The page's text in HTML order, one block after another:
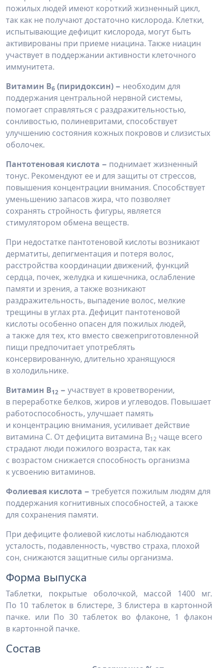
пожилых людей имеют короткий жизненный цикл,
так как не получают достаточно кислорода. Клетки,
испытывающие дефицит кислорода, могут быть
активированы при приеме ниацина. Также ниацин
участвует в поддержании активности клеточного
иммунитета.
Витамин В6 (пиридоксин) − необходим для
поддержания центральной нервной системы,
помогает справляться с раздражительностью,
сонливостью, полиневритами, способствует
улучшению состояния кожных покровов и слизистых
оболочек.
Пантотеновая кислота − поднимает жизненный
тонус. Рекомендуют ее и для защиты от стрессов,
повышения концентрации внимания. Способствует
уменьшению запасов жира, что позволяет
сохранять стройность фигуры, является
стимулятором обмена веществ.
При недостатке пантотеновой кислоты возникают
дерматиты, депигментация и потеря волос,
расстройства координации движений, функций
сердца, почек, желудка и кишечника, ослабление
памяти и зрения, а также возникают
раздражительность, выпадение волос, мелкие
трещины в углах рта. Дефицит пантотеновой
кислоты особенно опасен для пожилых людей,
а также для тех, кто вместо свежеприготовленной
пищи предпочитает употреблять
консервированную, длительно хранящуюся
в холодильнике.
Витамин В12 − участвует в кроветворении,
в переработке белков, жиров и углеводов. Повышает
работоспособность, улучшает память
и концентрацию внимания, усиливает действие
витамина С. От дефицита витамина В12 чаще всего
страдают люди пожилого возраста, так как
с возрастом снижается способность организма
к усвоению витаминов.
Фолиевая кислота − требуется пожилым людям для
поддержания когнитивных способностей, а также
для сохранения памяти.
При дефиците фолиевой кислоты наблюдаются
усталость, подавленность, чувство страха, плохой
сон, снижаются защитные силы организма.
Форма выпуска
Таблетки, покрытые оболочкой, массой 1400 мг.
По 10 таблеток в блистере, 3 блистера в картонной
пачке. или По 30 таблеток во флаконе, 1 флакон
в картонной пачке.
Состав